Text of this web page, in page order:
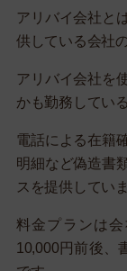
アリバイ会社と
供している会社
アリバイ会社を
かも勤務してい
電話による在籍
明細など偽造書
スを提供していま
料金プランは
10,000円前後、